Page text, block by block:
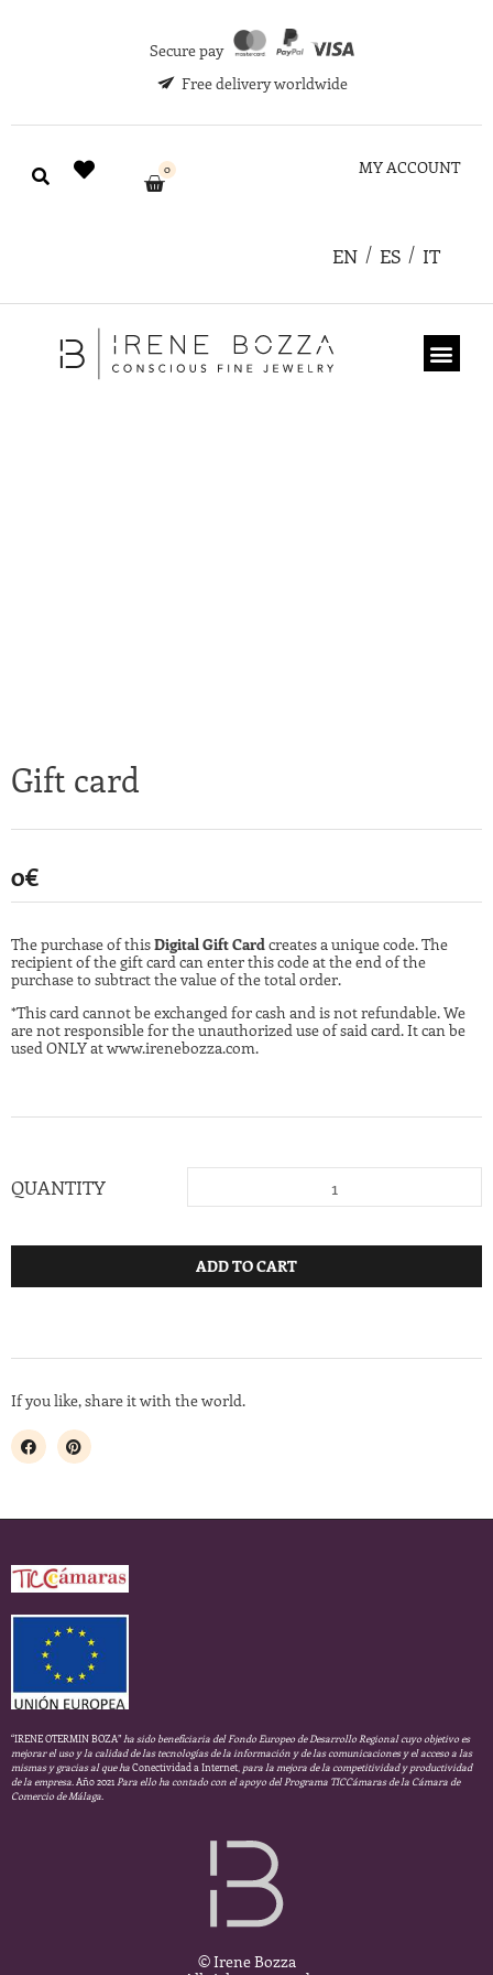
Secure pay
Free delivery worldwide
0 MY ACCOUNT
EN ES IT
Gift card
0€
The purchase of thisDigital Gift Cardcreates a unique code. The
recipient of the gift card can enter this code at the end of the
purchase to subtract the value of the total order.
*This card cannot be exchanged for cash and is not refundable. We
are not responsible for the unauthorized use of said card. It can be
used ONLY at www.irenebozza.com.
QUANTITY
ADD TO CART
If you like, share it with the world.
“IRENE OTERMIN BOZA” ha sido beneficiaria del Fondo Europeo de Desarrollo Regional cuyo objetivo es
mejorar el uso y la calidad de las tecnologías de la información y de las comunicaciones y el acceso a las
mismas y gracias al que haConectividad a Internet, para la mejora de la competitividad y productividad
de la empresa. Año 2021 Para ello ha contado con el apoyo del Programa TICCámaras de la Cámara de
Comercio de Málaga.
© Irene Bozza